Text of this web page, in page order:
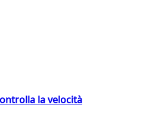
la velocità